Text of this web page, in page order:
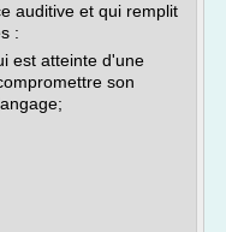
auditive et qui remplit
:
est atteinte d'une
son